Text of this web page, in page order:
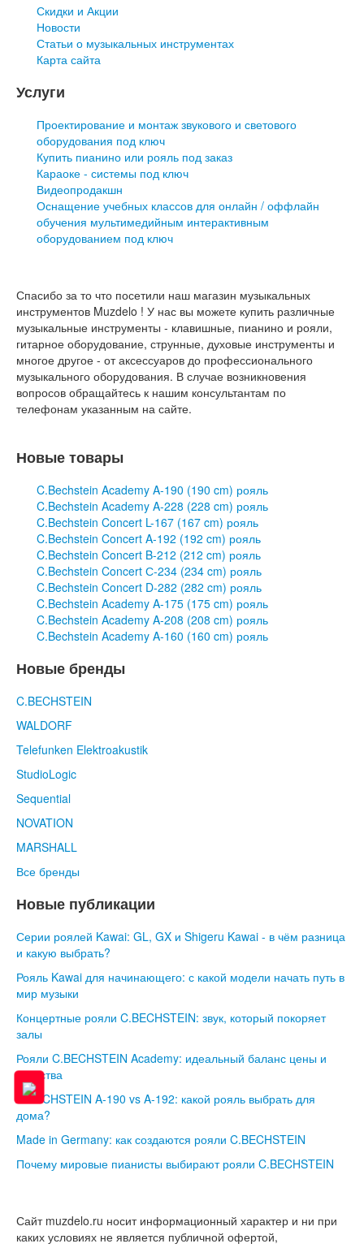
Скидки и Акции
Новости
Статьи о музыкальных инструментах
Карта сайта
Услуги
Проектирование и монтаж звукового и светового
оборудования под ключ
Купить пианино или рояль под заказ
Караоке - системы под ключ
Видеопродакшн
Оснащение учебных классов для онлайн / оффлайн
обучения мультимедийным интерактивным
оборудованием под ключ
Спасибо за то что посетили наш магазин музыкальных
инструментов Muzdelo ! У нас вы можете купить различные
музыкальные инструменты - клавишные, пианино и рояли,
гитарное оборудование, струнные, духовые инструменты и
многое другое - от аксессуаров до профессионального
музыкального оборудования. В случае возникновения
вопросов обращайтесь к нашим консультантам по
телефонам указанным на сайте.
Новые товары
C.Bechstein Academy A-190 (190 cm) рояль
C.Bechstein Academy A-228 (228 cm) рояль
C.Bechstein Concert L-167 (167 cm) рояль
C.Bechstein Concert A-192 (192 cm) рояль
C.Bechstein Concert B-212 (212 cm) рояль
C.Bechstein Concert С-234 (234 cm) рояль
C.Bechstein Concert D-282 (282 cm) рояль
C.Bechstein Academy A-175 (175 cm) рояль
C.Bechstein Academy A-208 (208 cm) рояль
C.Bechstein Academy A-160 (160 cm) рояль
Новые бренды
C.BECHSTEIN
WALDORF
Telefunken Elektroakustik
StudioLogic
Sequential
NOVATION
MARSHALL
Все бренды
Новые публикации
Серии роялей Kawai: GL, GX и Shigeru Kawai - в чём разница
и какую выбрать?
Рояль Kawai для начинающего: с какой модели начать путь в
мир музыки
Концертные рояли C.BECHSTEIN: звук, который покоряет
залы
Рояли C.BECHSTEIN Academy: идеальный баланс цены и
качества
C.BECHSTEIN A-190 vs A-192: какой рояль выбрать для
дома?
Made in Germany: как создаются рояли C.BECHSTEIN
Почему мировые пианисты выбирают рояли C.BECHSTEIN
Сайт muzdelo.ru носит информационный характер и ни при
каких условиях не является публичной офертой,